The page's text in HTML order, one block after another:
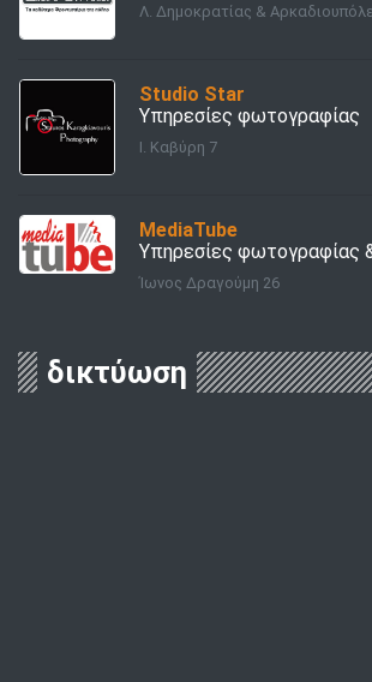
Λ. Δημοκρατίας &
Studio Star
Υπηρεσίες φωτογραφίας
Ι. Καβύρη 7
MediaTube
Υπηρεσίες φωτογραφίας
Ίωνος Δραγούμη 26
δικτύωση